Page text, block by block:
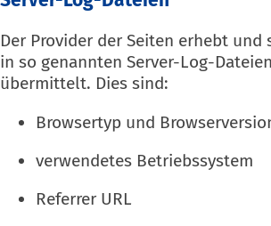
Der Provider der Seiten erhebt
in so genannten Server-Log-
übermittelt. Dies sind:
Browsertyp und
verwendetes Betriebssystem
Referrer URL